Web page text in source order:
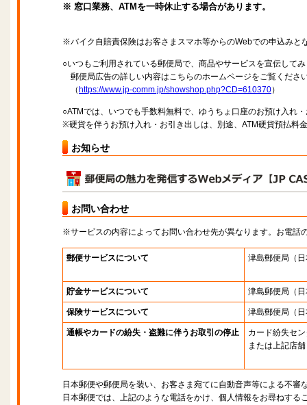
※ 窓口業務、ATMを一時休止する場合があります。
※バイク自賠責保険はお客さまスマホ等からのWebでの申込みと
○いつもご利用されている郵便局で、商品やサービスを宣伝して
郵便局広告の詳しい内容はこちらのホームページをご覧くださ
（ https://www.jp-comm.jp/showshop.php?CD=610370）
○ATMでは、いつでも手数料無料で、ゆうちょ口座のお預け入れ
※硬貨を伴うお預け入れ・お引き出しは、別途、ATM硬貨預払料
お知らせ
お問い合わせ
※サービスの内容によってお問い合わせ先が異なります。お電話
郵便サービスについて 津島郵便局 （
貯金サービスについて 津島郵便局 （
保険サービスについて 津島郵便局 （
通帳やカードの紛失・盗難に伴うお取引の停止
カード紛失セ
または上記店舗
日本郵便や郵便局を装い、お客さま宛てに自動音声等による不審
日本郵便では、上記のような電話をかけ、個人情報をお尋ねする